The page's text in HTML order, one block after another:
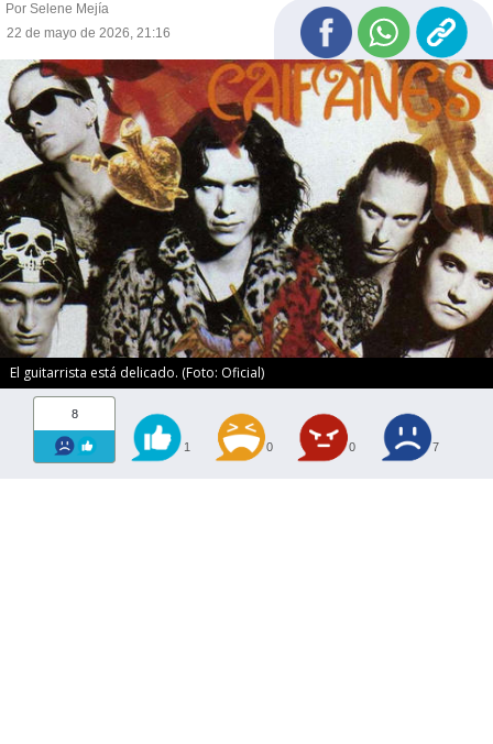
Por Selene Mejía
22 de mayo de 2026, 21:16
El guitarrista está delicado. (Foto: Oficial)
8
1 0 0 7